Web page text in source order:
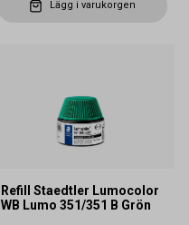
Lägg i varukorgen
Refill Staedtler Lumocolor
WB Lumo 351/351 B Grön